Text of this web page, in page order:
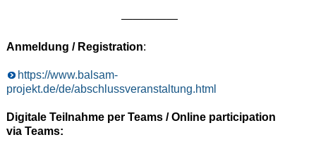
—————
Anmeldung / Registration:
https://www.balsam-
projekt.de/de/abschlussveranstaltung.html
Digitale Teilnahme per Teams / Online participation
via Teams: